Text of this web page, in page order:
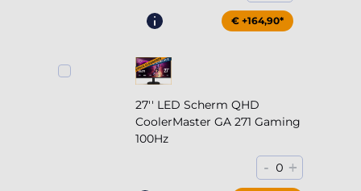
€ +164,90*
27'' LED Scherm QHD
CoolerMaster GA 271 Gaming
100Hz
- 0 +